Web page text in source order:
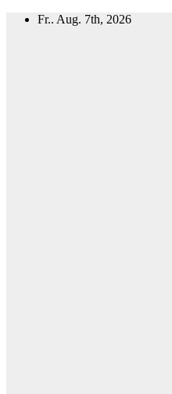
Zum
Fr.. Aug. 7th, 2026